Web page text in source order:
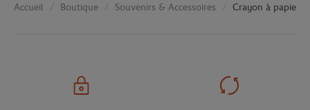
Accueil Boutique Souvenirs & Accessoires Crayon à papier